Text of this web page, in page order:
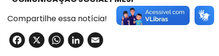
Compartilhe essa notícia!
Facebook
X WhatsApp
LinkedIn